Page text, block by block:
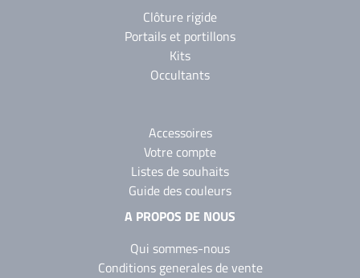
Clôture rigide
Portails et portillons
Kits
Occultants
Accessoires
Votre compte
Listes de souhaits
Guide des couleurs
A PROPOS DE NOUS
Qui sommes-nous
Conditions generales de vente